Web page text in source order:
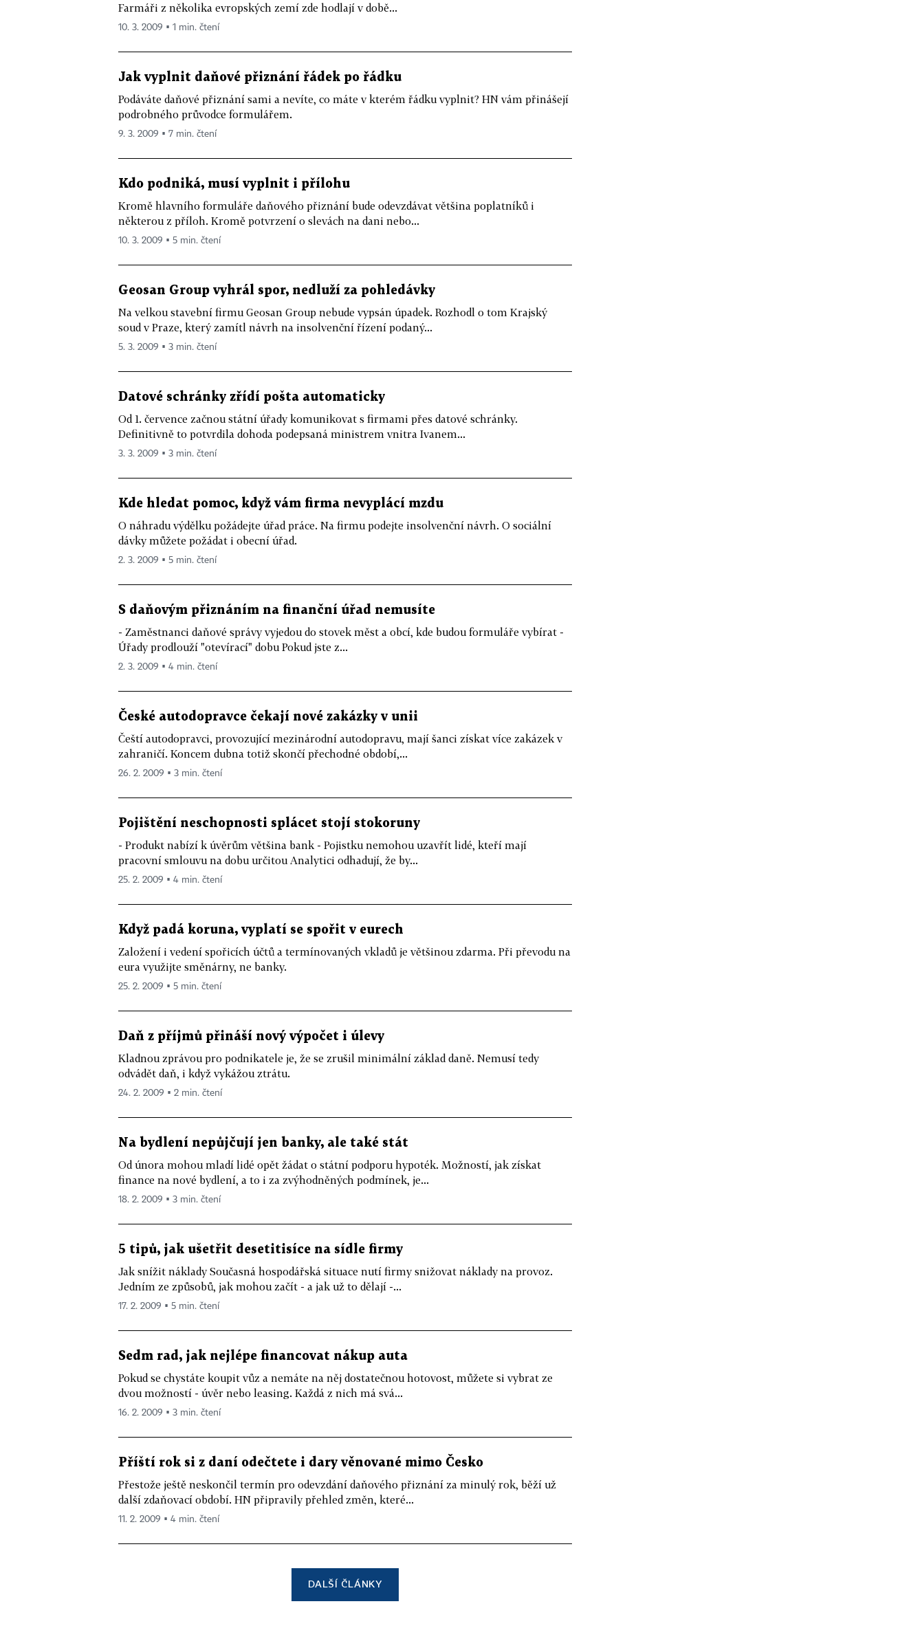
Farmáři z několika evropských zemí zde hodlají v době...
10. 3. 2009 ▪ 1 min. čtení
Jak vyplnit daňové přiznání řádek po řádku
Podáváte daňové přiznání sami a nevíte, co máte v kterém řádku vyplnit? HN vám přinášejí
podrobného průvodce formulářem.
9. 3. 2009 ▪ 7 min. čtení
Kdo podniká, musí vyplnit i přílohu
Kromě hlavního formuláře daňového přiznání bude odevzdávat většina poplatníků i
některou z příloh. Kromě potvrzení o slevách na dani nebo...
10. 3. 2009 ▪ 5 min. čtení
Geosan Group vyhrál spor, nedluží za pohledávky
Na velkou stavební firmu Geosan Group nebude vypsán úpadek. Rozhodl o tom Krajský
soud v Praze, který zamítl návrh na insolvenční řízení podaný...
5. 3. 2009 ▪ 3 min. čtení
Datové schránky zřídí pošta automaticky
Od 1. července začnou státní úřady komunikovat s firmami přes datové schránky.
Definitivně to potvrdila dohoda podepsaná ministrem vnitra Ivanem...
3. 3. 2009 ▪ 3 min. čtení
Kde hledat pomoc, když vám firma nevyplácí mzdu
O náhradu výdělku požádejte úřad práce. Na firmu podejte insolvenční návrh. O sociální
dávky můžete požádat i obecní úřad.
2. 3. 2009 ▪ 5 min. čtení
S daňovým přiznáním na finanční úřad nemusíte
- Zaměstnanci daňové správy vyjedou do stovek měst a obcí, kde budou formuláře vybírat -
Úřady prodlouží "otevírací" dobu Pokud jste z...
2. 3. 2009 ▪ 4 min. čtení
České autodopravce čekají nové zakázky v unii
Čeští autodopravci, provozující mezinárodní autodopravu, mají šanci získat více zakázek v
zahraničí. Koncem dubna totiž skončí přechodné období,...
26. 2. 2009 ▪ 3 min. čtení
Pojištění neschopnosti splácet stojí stokoruny
- Produkt nabízí k úvěrům většina bank - Pojistku nemohou uzavřít lidé, kteří mají
pracovní smlouvu na dobu určitou Analytici odhadují, že by...
25. 2. 2009 ▪ 4 min. čtení
Když padá koruna, vyplatí se spořit v eurech
Založení i vedení spořicích účtů a termínovaných vkladů je většinou zdarma. Při převodu na
eura využijte směnárny, ne banky.
25. 2. 2009 ▪ 5 min. čtení
Daň z příjmů přináší nový výpočet i úlevy
Kladnou zprávou pro podnikatele je, že se zrušil minimální základ daně. Nemusí tedy
odvádět daň, i když vykážou ztrátu.
24. 2. 2009 ▪ 2 min. čtení
Na bydlení nepůjčují jen banky, ale také stát
Od února mohou mladí lidé opět žádat o státní podporu hypoték. Možností, jak získat
finance na nové bydlení, a to i za zvýhodněných podmínek, je...
18. 2. 2009 ▪ 3 min. čtení
5 tipů, jak ušetřit desetitisíce na sídle firmy
Jak snížit náklady Současná hospodářská situace nutí firmy snižovat náklady na provoz.
Jedním ze způsobů, jak mohou začít - a jak už to dělají -...
17. 2. 2009 ▪ 5 min. čtení
Sedm rad, jak nejlépe financovat nákup auta
Pokud se chystáte koupit vůz a nemáte na něj dostatečnou hotovost, můžete si vybrat ze
dvou možností - úvěr nebo leasing. Každá z nich má svá...
16. 2. 2009 ▪ 3 min. čtení
Příští rok si z daní odečtete i dary věnované mimo Česko
Přestože ještě neskončil termín pro odevzdání daňového přiznání za minulý rok, běží už
další zdaňovací období. HN připravily přehled změn, které...
11. 2. 2009 ▪ 4 min. čtení
DALŠÍ ČLÁNKY